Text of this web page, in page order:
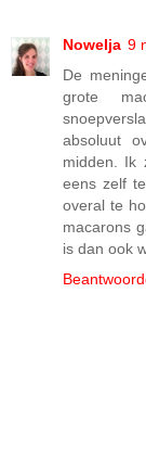
Nowelja 9
De
grote
absoluut
midden. Ik
eens zelf
overal te
macarons
is dan ook